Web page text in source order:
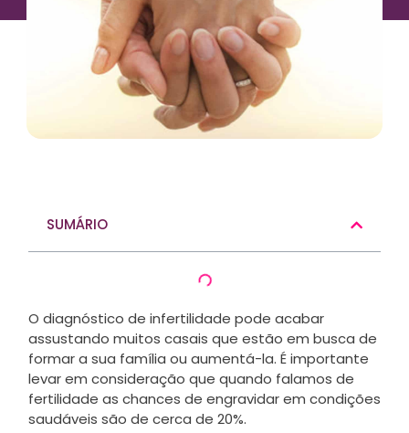
SUMÁRIO
O diagnóstico de infertilidade pode acabar
assustando muitos casais que estão em busca de
formar a sua família ou aumentá-la. É importante
levar em consideração que quando falamos de
fertilidade as chances de engravidar em condições
saudáveis são de cerca de 20%.